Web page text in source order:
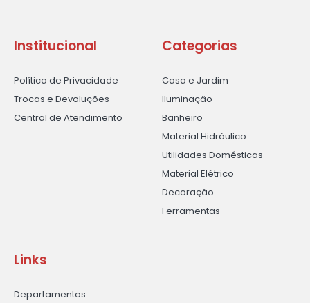
Institucional
Política de Privacidade
Trocas e Devoluções
Central de Atendimento
Categorias
Casa e Jardim
Iluminação
Banheiro
Material Hidráulico
Utilidades Domésticas
Material Elétrico
Decoração
Ferramentas
Links
Departamentos